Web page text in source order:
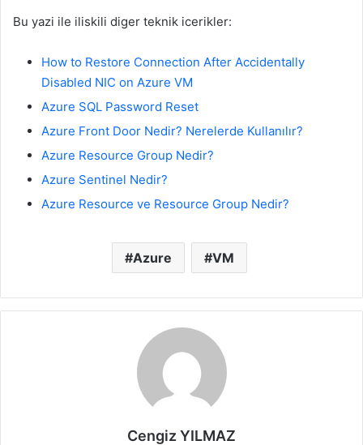
Bu yazi ile iliskili diger teknik icerikler:
How to Restore Connection After Accidentally
Disabled NIC on Azure VM
Azure SQL Password Reset
Azure Front Door Nedir? Nerelerde Kullanılır?
Azure Resource Group Nedir?
Azure Sentinel Nedir?
Azure Resource ve Resource Group Nedir?
Azure VM
Cengiz YILMAZ